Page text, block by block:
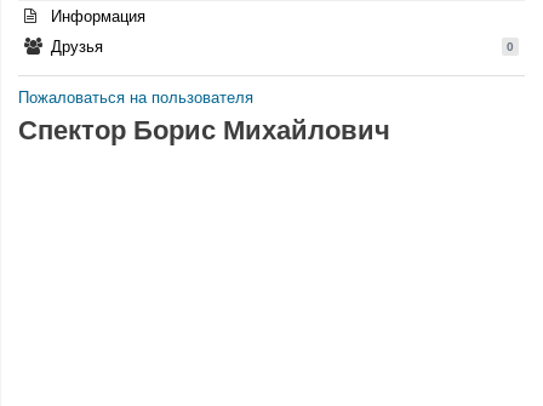
Информация
Друзья
0
Пожаловаться на пользователя
Спектор Борис Михайлович